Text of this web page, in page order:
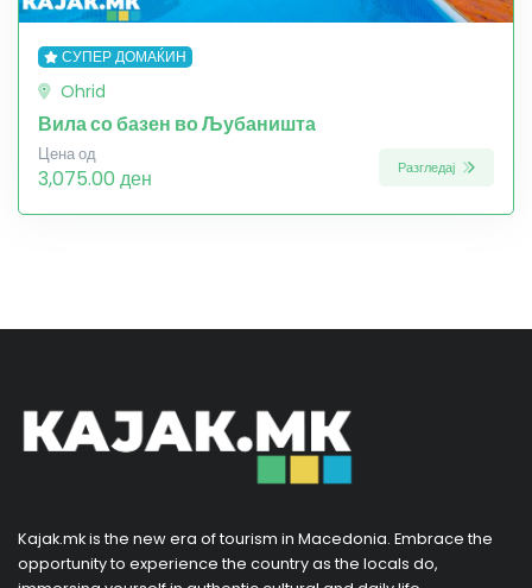
СУПЕР ДОМАЌИН
Ohrid
Вила со базен во Љубаништа
Цена од
3,075.00 ден Разгледај
Kajak.mk is the new era of tourism in Macedonia. Embrace the
opportunity to experience the country as the locals do,